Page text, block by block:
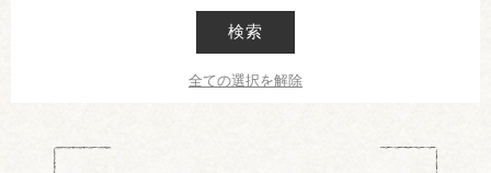
検索
全ての選択を解除